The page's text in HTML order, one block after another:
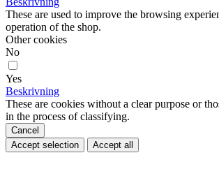
These are used to improve the browsing
operation of the shop.
Other cookies
No
Yes
Beskrivning
These are cookies without a clear purpose or
in the process of classifying.
Cancel
Accept selection
Accept all